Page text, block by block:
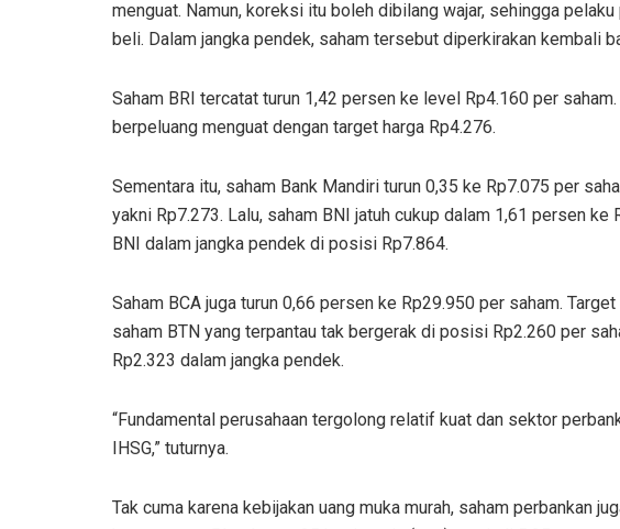
menguat. Namun, koreksi itu boleh dibilang wajar, sehingga
beli. Dalam jangka pendek, saham tersebut diperkirakan kembali
Saham BRI tercatat turun 1,42 persen ke level Rp4.160 per
berpeluang menguat dengan target harga Rp4.276.
Sementara itu, saham Bank Mandiri turun 0,35 ke Rp7.075 per
yakni Rp7.273. Lalu, saham BNI jatuh cukup dalam 1,61 persen ke
BNI dalam jangka pendek di posisi Rp7.864.
Saham BCA juga turun 0,66 persen ke Rp29.950 per saham.
saham BTN yang terpantau tak bergerak di posisi Rp2.260 per
Rp2.323 dalam jangka pendek.
“Fundamental perusahaan tergolong relatif kuat dan sektor
IHSG,” tuturnya.
Tak cuma karena kebijakan uang muka murah, saham perbankan